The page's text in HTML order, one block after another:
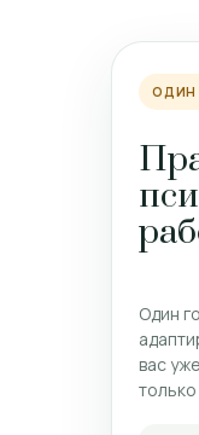
ОДИН
Один
вас